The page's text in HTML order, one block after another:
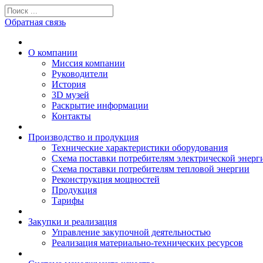
Обратная связь
О компании
Миссия компании
Руководители
История
3D музей
Раскрытие информации
Контакты
Производство и продукция
Технические характеристики оборудования
Схема поставки потребителям электрической
Схема поставки потребителям тепловой энергии
Реконструкция мощностей
Продукция
Тарифы
Закупки и реализация
Управление закупочной деятельностью
Реализация материально-технических ресурсов